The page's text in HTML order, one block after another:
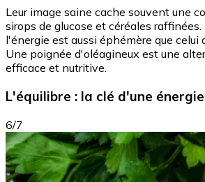
Leur image saine cache souvent une
sirops de glucose et céréales
l'énergie est aussi éphémère que celui
Une poignée d'oléagineux est une
efficace et nutritive.
L'équilibre : la clé d'une
6/7